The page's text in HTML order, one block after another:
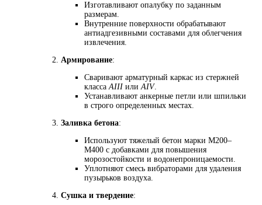
Изготавливают опалубку по заданным
размерам.
Внутренние поверхности обрабатывают
антиадгезивными составами для облегчения
извлечения.
Армирование:
Сваривают арматурный каркас из стержней
классаАIII илиАIV.
Устанавливают анкерные петли или шпильки
в строго определенных местах.
Заливка бетона:
Используют тяжелый бетон марки М200–
М400 с добавками для повышения
морозостойкости и водонепроницаемости.
Уплотняют смесь вибраторами для удаления
пузырьков воздуха.
Сушка и твердение: